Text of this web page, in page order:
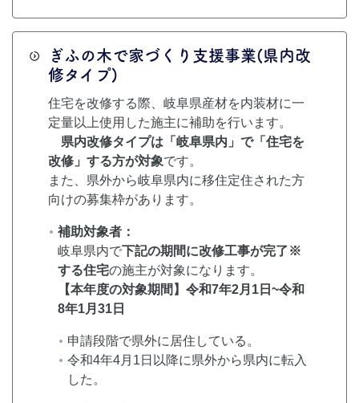
ぎふの木で家づくり支援事業(県内改
修タイプ)
住宅を改修する際、岐阜県産材を内装材に一
定量以上使用した施主に補助を行います。
県内改修タイプは「岐阜県内」で「住宅を
改修」する方が対象です。
また、県外から岐阜県内に移住定住された方
向けの募集枠があります。
補助対象者：
岐阜県内で下記の期間に改修工事が完了※
する住宅の施主が対象になります。
【本年度の対象期間】令和7年2月1日~令和
8年1月31日
申請段階で県外に居住している。
令和4年4月1日以降に県外から県内に転入
した。